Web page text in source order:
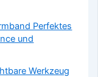
Perfektes
und
Werkzeug